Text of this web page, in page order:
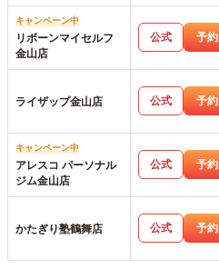
キャンペーン中
リボーンマイセルフ
金山店
公式 予約
ライザップ金山店 公式 予約
キャンペーン中
アレスコ パーソナル
ジム金山店
公式 予約
かたぎり塾鶴舞店 公式 予約